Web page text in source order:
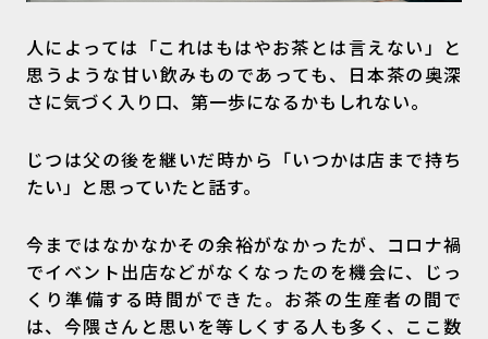
人によっては「これはもはやお茶とは言えない」と
思うような甘い飲みものであっても、日本茶の奥深
さに気づく入り口、第一歩になるかもしれない。
じつは父の後を継いだ時から「いつかは店まで持ち
たい」と思っていたと話す。
今まではなかなかその余裕がなかったが、コロナ禍
でイベント出店などがなくなったのを機会に、じっ
くり準備する時間ができた。お茶の生産者の間で
は、今隈さんと思いを等しくする人も多く、ここ数